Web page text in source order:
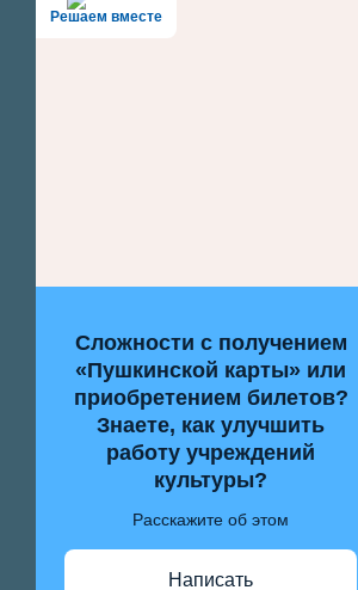
Решаем вместе
Сложности с получением
«Пушкинской карты» или
приобретением билетов?
Знаете, как улучшить
работу учреждений
культуры?
Расскажите об этом
Написать